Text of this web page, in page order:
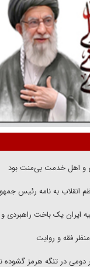
و اهل خدمت بی‌منت بود
انقلاب به نامه رئیس
ایران یک باخت راهبردی
فقه و روایت
در تنگه هرمز گشوده